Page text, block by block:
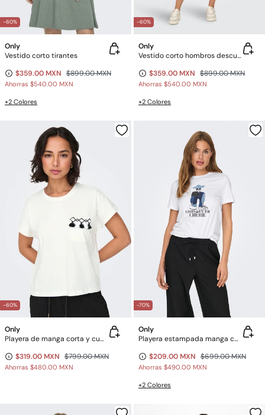
-60%
Only
Vestido corto tirantes
$359.00 MXN $899.00 MXN
Ahorras $540.00 MXN
+2 Colores
-60%
Only
Vestido corto hombros descubiertos
$359.00 MXN $899.00 MXN
Ahorras $540.00 MXN
+2 Colores
-60%
Only
Playera de manga corta y cuello redondo
$319.00 MXN $799.00 MXN
Ahorras $480.00 MXN
-70%
Only
Playera estampada manga corta
$209.00 MXN $699.00 MXN
Ahorras $490.00 MXN
+2 Colores